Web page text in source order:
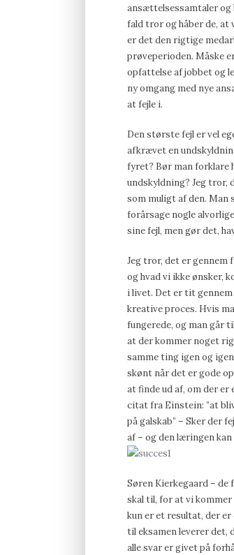
ansættelsessamtaler og
fald tror og håber de, at
er det den rigtige
prøveperioden. Måske
opfattelse af jobbet og
ny omgang med nye
at fejle i.
Den største fejl er vel
afkrævet en
fyret? Bør man forklare
undskyldning? Jeg tror,
som muligt af den. Man
forårsage nogle
sine fejl, men gør det,
Jeg tror, det er gennem
og hvad vi ikke ønsker,
i livet. Det er tit gennem
kreative proces. Hvis
fungerede, og man går
at der kommer noget
samme ting igen og
skønt når det er gode
at finde ud af, om der
citat fra Einstein: ”at
på galskab” – Sker der
af – og den læringen
Søren Kierkegaard – de
skal til, for at vi
kun er et resultat, der
til eksamen leverer det,
alle svar er givet på